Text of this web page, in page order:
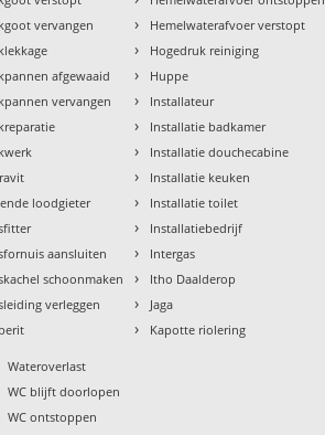
vervangen
afgewaaid
vervangen
loodgieter
aansluiten
schoonmaken
verleggen
› Hemelwaterafvoer verstopt
› Hogedruk reiniging
› Huppe
› Installateur
› Installatie badkamer
› Installatie douchecabine
› Installatie keuken
› Installatie toilet
› Installatiebedrijf
› Intergas
› Itho Daalderop
› Jaga
› Kapotte riolering
Wateroverlast
WC blijft doorlopen
WC ontstoppen